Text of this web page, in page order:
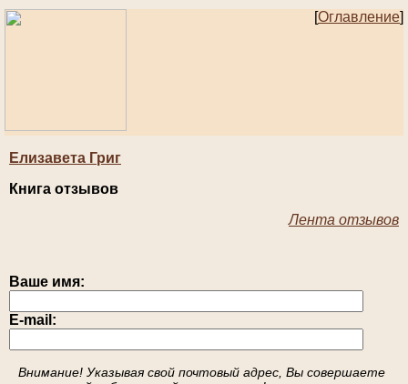
[Оглавление]
Елизавета Григ
Книга отзывов
Лента отзывов
Ваше имя:
E-mail:
Внимание! Указывая свой почтовый адрес, Вы совершаете